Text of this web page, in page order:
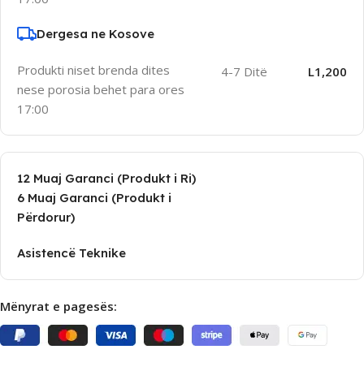
Dergesa ne Kosove
Produkti niset brenda dites
nese porosia behet para ores
17:00
4-7 Ditë L1,200
12 Muaj Garanci (Produkt i Ri)
6 Muaj Garanci (Produkt i
Përdorur)
Asistencë Teknike
Mënyrat e pagesës: